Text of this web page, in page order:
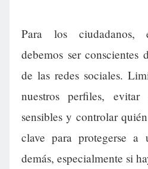
Para los ciudadanos,
debemos ser conscientes
de las redes sociales.
nuestros perfiles, evitar
sensibles y controlar
clave para protegerse
demás, especialmente si